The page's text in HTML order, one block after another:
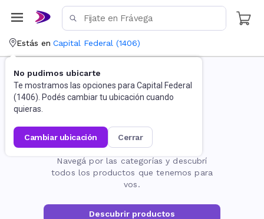
Estás en Capital Federal (1406)
No pudimos ubicarte
Te mostramos las opciones para Capital Federal
(1406). Podés cambiar tu ubicación cuando
quieras.
cambiar ubicación cerrar
La página no existe
Navegá por las categorías y descubrí
todos los productos que tenemos para
vos.
Descubrir productos